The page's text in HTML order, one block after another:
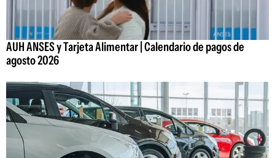
AUH ANSES y Tarjeta Alimentar | Calendario de pagos de
agosto 2026